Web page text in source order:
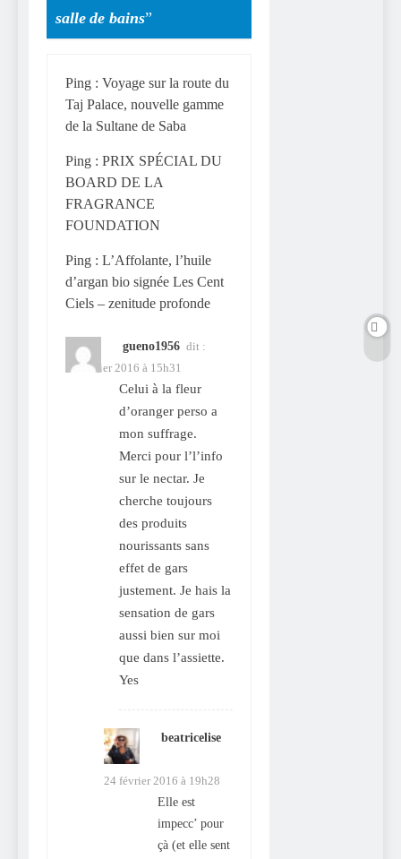
salle de bains”
Ping : Voyage sur la route du
Taj Palace, nouvelle gamme
de la Sultane de Saba
Ping : PRIX SPÉCIAL DU
BOARD DE LA
FRAGRANCE
FOUNDATION
Ping : L’Affolante, l’huile
d’argan bio signée Les Cent
Ciels – zenitude profonde
gueno1956 dit :
24 février 2016 à 15h31
Celui à la fleur
d’oranger perso a
mon suffrage.
Merci pour l’l’info
sur le nectar. Je
cherche toujours
des produits
nourissants sans
effet de gars
justement. Je hais la
sensation de gars
aussi bien sur moi
que dans l’assiette.
Yes
beatricelise
dit :
24 février 2016 à 19h28
Elle est
impecc’ pour
çà (et elle sent